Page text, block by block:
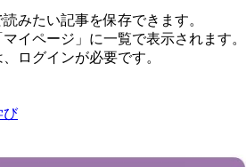
みたい記事を保存できます。
イページ」に一覧で表示されます。
ログインが必要です。
び